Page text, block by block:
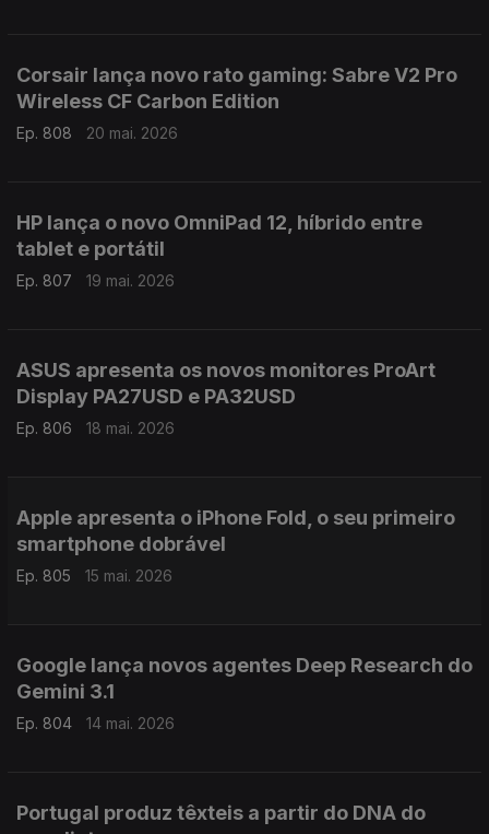
Corsair lança novo rato gaming: Sabre V2 Pro
Wireless CF Carbon Edition
Ep. 808 20 mai. 2026
HP lança o novo OmniPad 12, híbrido entre
tablet e portátil
Ep. 807 19 mai. 2026
ASUS apresenta os novos monitores ProArt
Display PA27USD e PA32USD
Ep. 806 18 mai. 2026
Apple apresenta o iPhone Fold, o seu primeiro
smartphone dobrável
Ep. 805 15 mai. 2026
Google lança novos agentes Deep Research do
Gemini 3.1
Ep. 804 14 mai. 2026
Portugal produz têxteis a partir do DNA do